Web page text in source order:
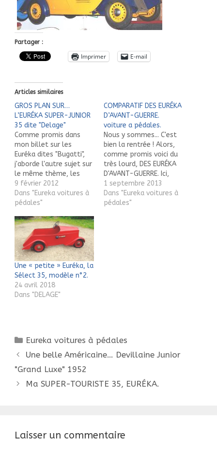
Partager :
Imprimer E-mail
Articles similaires
GROS PLAN SUR…
L’EURÉKA SUPER-JUNIOR
35 dite "Delage"
Comme promis dans
mon billet sur les
Euréka dites "Bugatti",
j'aborde l'autre sujet sur
le même thème, les
fausses appellations de
certaines Euréka,
aujourd'hui les "Delage".
billet ultérieure la
troisième et dernière
approche, les fausses
"Delahaye". Je dois
encore préciser qu'
aucun des modèles
créés par…
9 février 2012
Dans "Eureka voitures à
pédales"
COMPARATIF DES EURÉKA
D’AVANT-GUERRE.
voiture a pédales.
Nous y sommes... C'est
bien la rentrée ! Alors,
comme promis voici du
très lourd, DES EURÉKA
D'AVANT-GUERRE. Ici,
elles y sont (presque)
toutes ! Quelques-uns
seulement de tous les
1 septembre 2013
Dans "Eureka voitures à
pédales"
Une « petite » Euréka, la
Sélect 35, modèle n°2.
24 avril 2018
Dans "DELAGE"
Catégories
Eureka voitures à pédales
Navigation
des
Une belle Américaine… Devillaine Junior
"Grand Luxe" 1952
Ma SUPER-TOURISTE 35, EURÉKA.
Laisser un commentaire